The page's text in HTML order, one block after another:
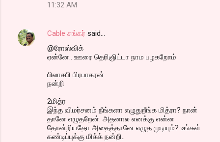
11:32 AM
Cable சங்கர் said…
@ரோஸ்விக்
ஏன்னே.. ஊரை தெரிஞிட்டா நாம பழகறோம்
பிலாசபி பிரபாகரன்
நன்றி
2மித்ர
இந்த விமர்சனம் நீங்களா எழுதுறீங்க மித்ரா? நான்
தானே எழுதறேன். அதனால எனக்கு என்ன
தோன்றியதோ அதைத்தானே எழுத முடியும்? உங்கள்
கண்டிப்புக்கு மிக்க் நன்றி..